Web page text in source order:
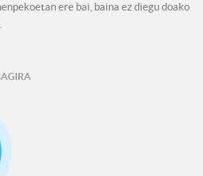
ere bai, baina ez diegu doako